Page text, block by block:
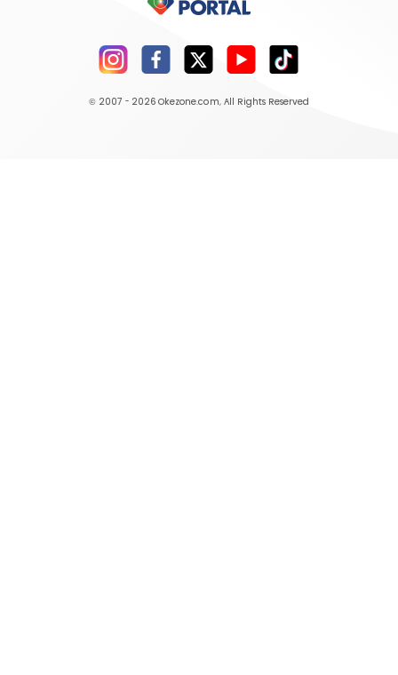
© 2007 - 2026 Okezone.com, All Rights Reserved